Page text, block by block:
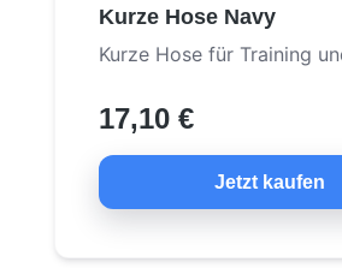
Kurze Hose Navy
Kurze Hose für Training
17,10 €
Jetzt kaufen